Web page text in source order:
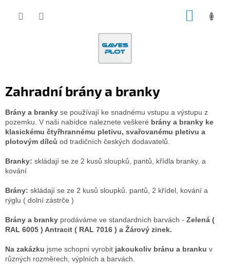
Zahradní brány a branky
Brány a branky se používají ke snadnému vstupu a výstupu z
pozemku. V naši nabídce naleznete veškeré brány a branky ke
klasickému čtyřhrannému pletivu, svařovanému pletivu a
plotovým dílců od tradičních českých dodavatelů.
Branky: skládají se ze 2 kusů sloupků, pantů, křídla branky, a
kování
Brány: skládají se ze 2 kusů sloupků. pantů, 2 křídel, kování a
rýglu ( dolní zástrče )
Brány a branky prodáváme ve standardních barvách - Zelená (
RAL 6005 ) Antracit ( RAL 7016 ) a Žárový zinek.
Na zakázku jsme schopni vyrobit jakoukoliv bránu a branku v
různých rozměrech, výplních a barvách.